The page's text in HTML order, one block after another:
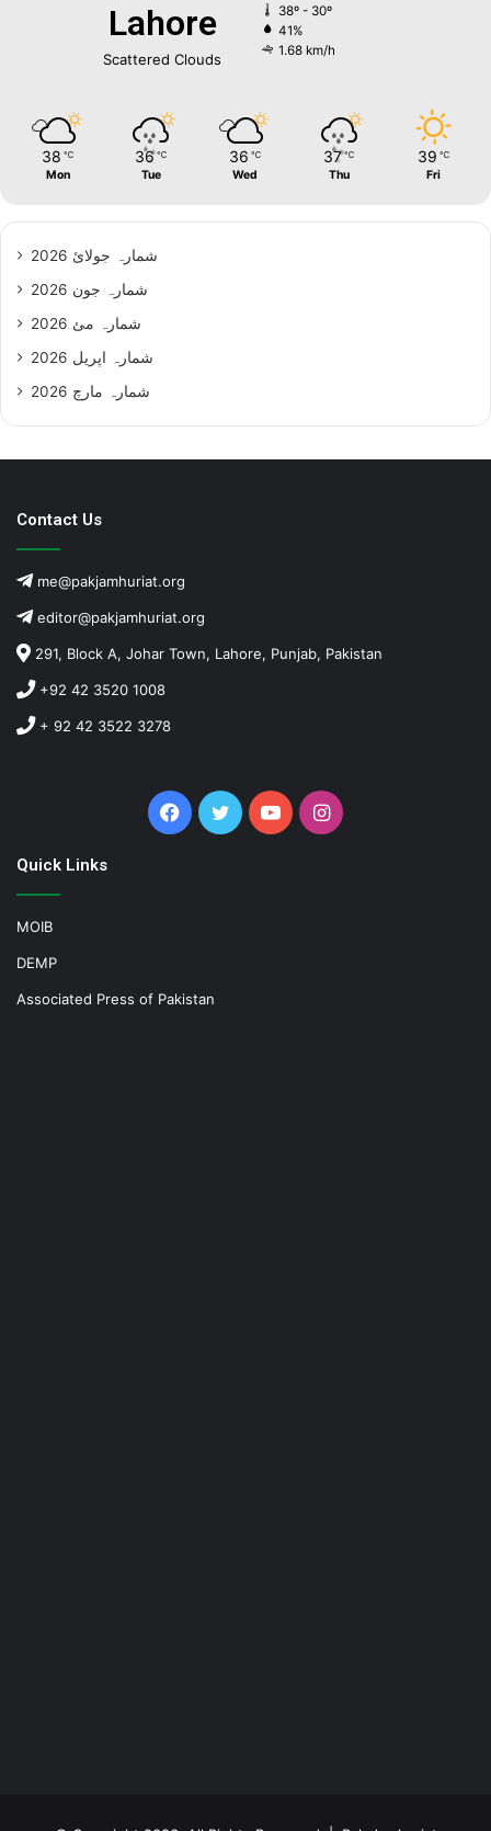
Lahore
Scattered Clouds
38º - 30º
41%
1.68 km/h
38 ℃
Mon
36 ℃
Tue
36 ℃
Wed
37 ℃
Thu
39 ℃
Fri
شمارہ جولائ 2026
شمارہ جون 2026
شمارہ مئ 2026
شمارہ اپریل 2026
شمارہ مارچ 2026
Contact Us
me@pakjamhuriat.org
editor@pakjamhuriat.org
291, Block A, Johar Town, Lahore, Punjab, Pakistan
+92 42 3520 1008
+ 92 42 3522 3278
Facebook
TwitterYouTubeInstagram
Quick Links
MOIB
DEMP
Associated Press of Pakistan